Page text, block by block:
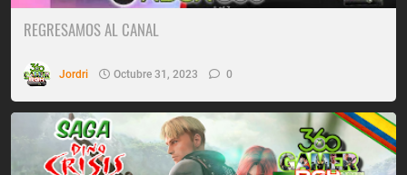
REGRESAMOS AL CANAL
Jordri Octubre 31, 2023 0